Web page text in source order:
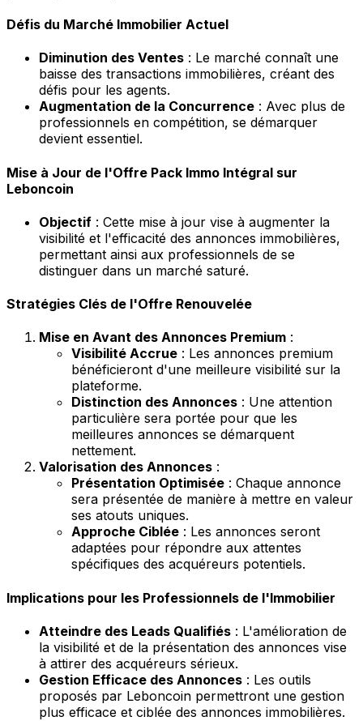
Défis du Marché Immobilier Actuel
Diminution des Ventes : Le marché connaît une
baisse des transactions immobilières, créant des
défis pour les agents.
Augmentation de la Concurrence : Avec plus de
professionnels en compétition, se démarquer
devient essentiel.
Mise à Jour de l'Offre Pack Immo Intégral sur
Leboncoin
Objectif : Cette mise à jour vise à augmenter la
visibilité et l'efficacité des annonces immobilières,
permettant ainsi aux professionnels de se
distinguer dans un marché saturé.
Stratégies Clés de l'Offre Renouvelée
Mise en Avant des Annonces Premium :
Visibilité Accrue : Les annonces premium
bénéficieront d'une meilleure visibilité sur la
plateforme.
Distinction des Annonces : Une attention
particulière sera portée pour que les
meilleures annonces se démarquent
nettement.
Valorisation des Annonces :
Présentation Optimisée : Chaque annonce
sera présentée de manière à mettre en valeur
ses atouts uniques.
Approche Ciblée : Les annonces seront
adaptées pour répondre aux attentes
spécifiques des acquéreurs potentiels.
Implications pour les Professionnels de l'Immobilier
Atteindre des Leads Qualifiés : L'amélioration de
la visibilité et de la présentation des annonces vise
à attirer des acquéreurs sérieux.
Gestion Efficace des Annonces : Les outils
proposés par Leboncoin permettront une gestion
plus efficace et ciblée des annonces immobilières.